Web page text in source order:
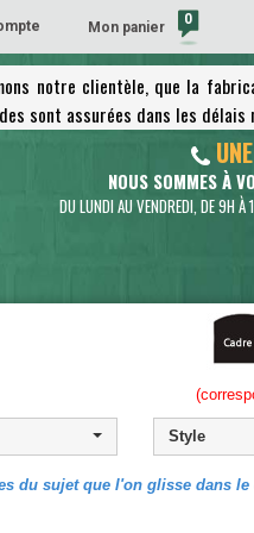
Mon panier 0
(vide)
notre clientèle, que la
sont assurées dans les délais
NOUS SOMMES À
DU LUNDI AU VENDREDI, DE 9H
Style
du sujet que l'on glisse dans le